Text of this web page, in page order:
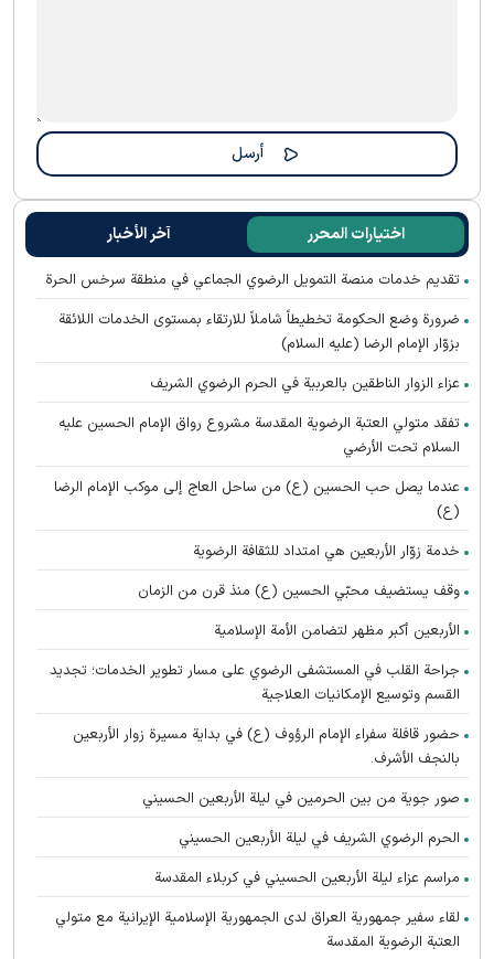
اختيارات المحرر آخر الأخبار
تقديم خدمات منصة التمويل الرضوي الجماعي في منطقة سرخس الحرة
ضرورة وضع الحكومة تخطيطاً شاملاً للارتقاء بمستوى الخدمات اللائقة
بزوّار الإمام الرضا (عليه السلام)
عزاء الزوار الناطقين بالعربية في الحرم الرضوي الشریف
تفقد متولي العتبة الرضوية المقدسة مشروع رواق الإمام الحسين عليه
السلام تحت الأرضي
عندما يصل حب الحسين (ع) من ساحل العاج إلى موكب الإمام الرضا
(ع)
خدمة زوّار الأربعين هي امتداد للثقافة الرضوية
وقف يستضيف محبّي الحسين (ع) منذ قرن من الزمان
الأربعين أكبر مظهر لتضامن الأمة الإسلامية
جراحة القلب في المستشفى الرضوي على مسار تطوير الخدمات؛ تجديد
القسم وتوسيع الإمكانيات العلاجية
حضور قافلة سفراء الإمام الرؤوف (ع) في بدایة مسيرة زوار الأربعين
بالنجف الأشرف.
صور جوية من بين الحرمين في ليلة الأربعين الحسيني
الحرم الرضوي الشریف في ليلة الأربعين الحسيني
مراسم عزاء ليلة الأربعين الحسيني في كربلاء المقدسة
لقاء سفير جمهورية العراق لدى الجمهورية الإسلامية الإيرانية مع متولي
العتبة الرضوية المقدسة